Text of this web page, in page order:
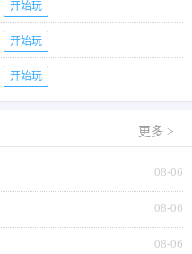
开始玩
开始玩
开始玩
更多 >
08-06
08-06
08-06